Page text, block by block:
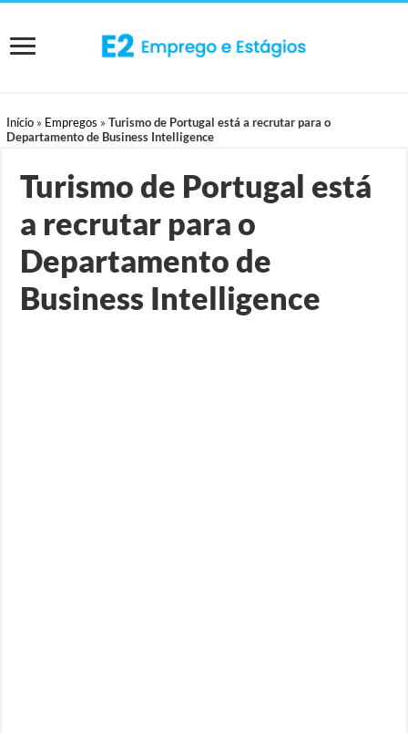
Início » Empregos »Turismo de Portugal está a recrutar para o
Departamento de Business Intelligence
Turismo de Portugal está
a recrutar para o
Departamento de
Business Intelligence